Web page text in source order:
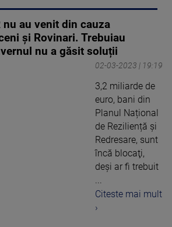
nu au venit din cauza
și Rovinari. Trebuiau
nu a găsit soluții
02-03-2023 | 19:19
3,2 miliarde de
euro, bani din
Planul Național
de Reziliență și
Redresare, sunt
încă blocaţi,
deşi ar fi trebuit
Citeste mai mult
›